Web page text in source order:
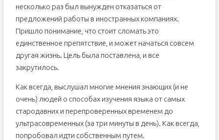
несколько раз был вынужден отказаться от
предложений работы в иностранных компаниях.
Пришло понимание, что стоит сломать это
единственное препятствие, и может начаться совсем
другая жизнь. Цель была поставлена, и все
закрутилось.
Как всегда, выслушал многие мнения знающих (и не
очень) людей о способах изучения языка от самых
стародавних и перепроверенных временем до
ультрасовременных (за три минуты в день). Как всегда,
попробовал идти собственным путем.